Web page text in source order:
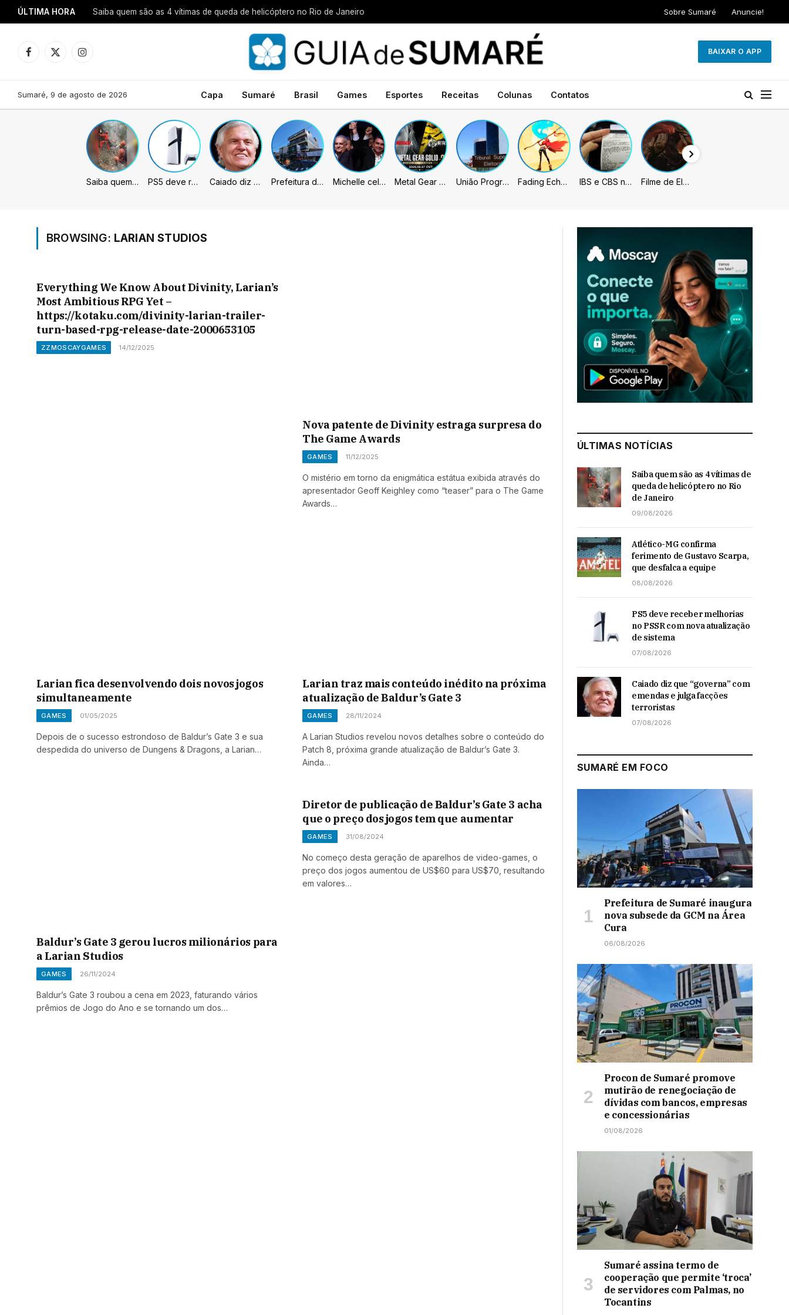
ÚLTIMA HORA Saiba quem são as 4 vítimas de queda de helicóptero no Rio de Janeiro Sobre Sumaré Anuncie!
Facebook
X
Instagram
BAIXAR O APP
Sumaré, 9 de agosto de 2026 Capa Sumaré Brasil Games Esportes Receitas Colunas Contatos
Saiba quem são as 4 vítimas de queda de helicóptero no Rio de Janeiro PS5 deve receber melhorias no PSSR com nova atualização de sistema Caiado diz que “governa” com emendas e julga facções terroristas Prefeitura de Sumaré inaugura nova subsede da GCM na Área Cura Michelle celebra vice de Flávio: “Que chapa possa ser vitoriosa” Metal Gear Solid: Master Collection 2 terá legendas e menus em portugues União Progressista e PL terão mais tempo de propaganda eleitoral Fading Echo – Review IBS e CBS necessitarão constar nas notas fiscais com início desta 2ª. Entenda Filme de Elden Ring tem gravações concluídas, mas ainda fica longe do lançamento
BROWSING: LARIAN STUDIOS
Everything We Know About Divinity, Larian’s
Most Ambitious RPG Yet –
https://kotaku.com/divinity-larian-trailer-
turn-based-rpg-release-date-2000653105
ZZMOSCAYGAMES 14/12/2025
Nova patente de Divinity estraga surpresa do
The Game Awards
GAMES 11/12/2025
O mistério em torno da enigmática estátua exibida através do
apresentador Geoff Keighley como “teaser” para o The Game
Awards…
Larian fica desenvolvendo dois novos jogos
simultaneamente
GAMES 01/05/2025
Depois de o sucesso estrondoso de Baldur’s Gate 3 e sua
despedida do universo de Dungens & Dragons, a Larian…
Larian traz mais conteúdo inédito na próxima
atualização de Baldur’s Gate 3
GAMES 28/11/2024
A Larian Studios revelou novos detalhes sobre o conteúdo do
Patch 8, próxima grande atualização de Baldur’s Gate 3.
Ainda…
Baldur’s Gate 3 gerou lucros milionários para
a Larian Studios
GAMES 26/11/2024
Baldur’s Gate 3 roubou a cena em 2023, faturando vários
prêmios de Jogo do Ano e se tornando um dos…
Diretor de publicação de Baldur’s Gate 3 acha
que o preço dos jogos tem que aumentar
GAMES 31/08/2024
No começo desta geração de aparelhos de video-games, o
preço dos jogos aumentou de US$60 para US$70, resultando
em valores…
ÚLTIMAS NOTÍCIAS
Saiba quem são as 4 vítimas de
queda de helicóptero no Rio
de Janeiro
09/08/2026
Atlético-MG confirma
ferimento de Gustavo Scarpa,
que desfalca a equipe
08/08/2026
PS5 deve receber melhorias
no PSSR com nova atualização
de sistema
07/08/2026
Caiado diz que “governa” com
emendas e julga facções
terroristas
07/08/2026
SUMARÉ EM FOCO
Prefeitura de Sumaré inaugura
nova subsede da GCM na Área
Cura
06/08/2026
Procon de Sumaré promove
mutirão de renegociação de
dívidas com bancos, empresas
e concessionárias
01/08/2026
Sumaré assina termo de
cooperação que permite ‘troca’
de servidores com Palmas, no
Tocantins